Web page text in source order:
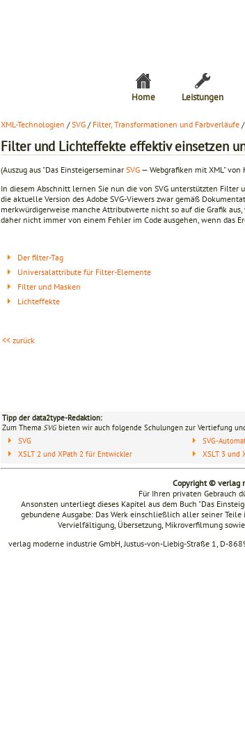
Home Leistungen
XML-Technologien /SVG / Filter, Transformationen und Farbverläufe
Filter und Lichteffekte effektiv einsetzen
(Auszug aus "Das Einsteigerseminar SVG — Webgrafiken mit XML" von
In diesem Abschnitt lernen Sie nun die von SVG unterstützten
die aktuelle Version des Adobe SVG-Viewers zwar gemäß
merkwürdigerweise manche Attributwerte nicht so auf die Grafik
daher nicht immer von einem Fehler im Code ausgehen, wenn das
Der filter-Tag
Universalattribute für Filter-Elemente
Filter und Masken
Lichteffekte
<< zurück
Tipp der data2type-Redaktion:
Zum Thema SVGbieten wir auch folgende Schulungen zur Vertiefung
SVG
XSLT 2 und XPath 2 für Entwickler
SVG-
XSLT 3 und
Copyright © verlag
Für Ihren privaten Gebrauch
Ansonsten unterliegt dieses Kapitel aus dem Buch "Das
gebundene Ausgabe: Das Werk einschließlich aller seiner
Vervielfältigung, Übersetzung, Mikroverfilmung
verlag moderne industrie GmbH, Justus-von-Liebig-Straße 1, D-